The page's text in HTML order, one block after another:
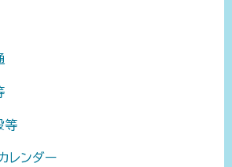
等
レンダー